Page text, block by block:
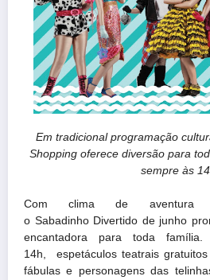
Em tradicional programação
Shopping oferece diversão para
sempre às
Com clima de aventura
o Sabadinho Divertido de junho
encantadora para toda
14h, espetáculos teatrais
fábulas e personagens das